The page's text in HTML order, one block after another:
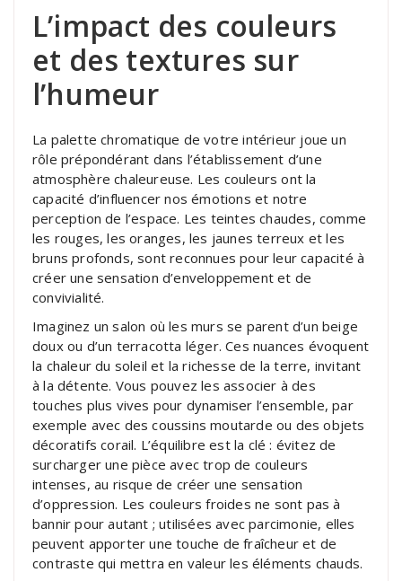
L’impact des couleurs
et des textures sur
l’humeur
La palette chromatique de votre intérieur joue un
rôle prépondérant dans l’établissement d’une
atmosphère chaleureuse. Les couleurs ont la
capacité d’influencer nos émotions et notre
perception de l’espace. Les teintes chaudes, comme
les rouges, les oranges, les jaunes terreux et les
bruns profonds, sont reconnues pour leur capacité à
créer une sensation d’enveloppement et de
convivialité.
Imaginez un salon où les murs se parent d’un beige
doux ou d’un terracotta léger. Ces nuances évoquent
la chaleur du soleil et la richesse de la terre, invitant
à la détente. Vous pouvez les associer à des
touches plus vives pour dynamiser l’ensemble, par
exemple avec des coussins moutarde ou des objets
décoratifs corail. L’équilibre est la clé : évitez de
surcharger une pièce avec trop de couleurs
intenses, au risque de créer une sensation
d’oppression. Les couleurs froides ne sont pas à
bannir pour autant ; utilisées avec parcimonie, elles
peuvent apporter une touche de fraîcheur et de
contraste qui mettra en valeur les éléments chauds.